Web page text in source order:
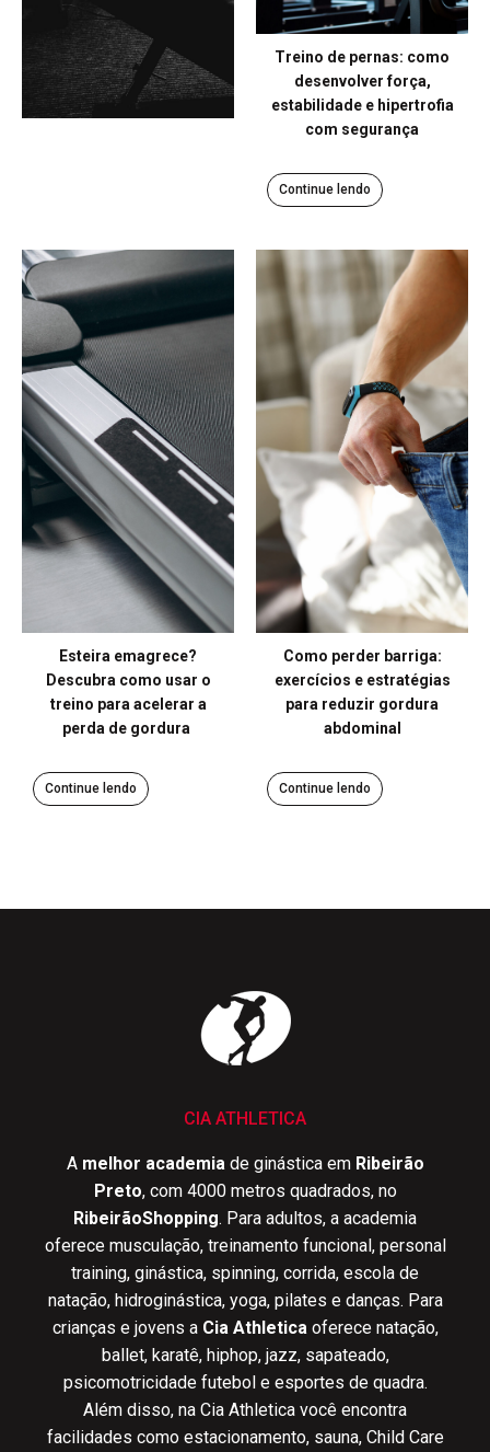
Treino de pernas: como
desenvolver força,
estabilidade e hipertrofia
com segurança
Continue lendo
Esteira emagrece?
Descubra como usar o
treino para acelerar a
perda de gordura
Continue lendo
Como perder barriga:
exercícios e estratégias
para reduzir gordura
abdominal
Continue lendo
CIA ATHLETICA
A melhor academiade ginástica em Ribeirão
Preto, com 4000 metros quadrados, no
RibeirãoShopping. Para adultos, a academia
oferece musculação, treinamento funcional, personal
training, ginástica, spinning, corrida, escola de
natação, hidroginástica, yoga, pilates e danças. Para
crianças e jovens a Cia Athleticaoferece natação,
ballet, karatê, hiphop, jazz, sapateado,
psicomotricidade futebol e esportes de quadra.
Além disso, na Cia Athletica você encontra
facilidades como estacionamento, sauna, Child Care